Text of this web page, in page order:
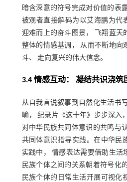
暗含深意的符号完成对价值的表
被观者直接解码为以艾海鹏为代
迎难而上的奋斗图景， 飞翔蓝天
整体的情感基调， 从而不断地向
斗、 走向复兴的伟大信念。
3.4 情感互动： 凝结共识浇筑
从自我言说叙事到自然化生活书
喻， 纪录片《这十年》步步深入
对中华民族共同体意识的共鸣与
共同体意识指导实践。在中华民
实践中， 情感表达需要借助生活
民族个体之间的关系朝着符号化
民族个体的日常生活开展可视化